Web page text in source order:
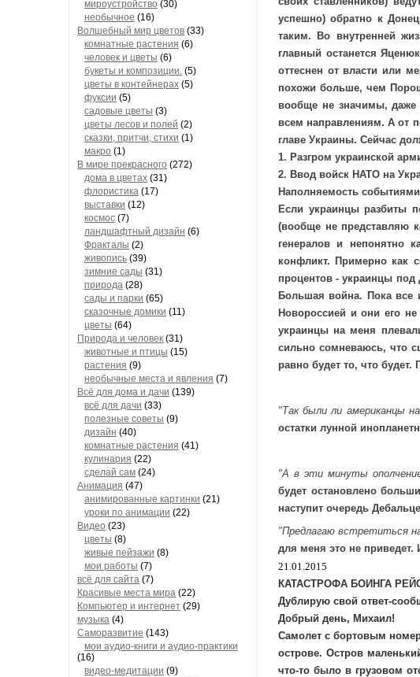
мироустройство (30)
необычное (16)
Волшебный мир цветов (33)
комнатные растения (6)
человек и цветы (6)
букеты и композиции. (5)
цветы в контейнерах (5)
фуксии (5)
садовые цветы (3)
цветы лесов и полей (2)
сказки, притчи, стихи (1)
макро (1)
В мире прекрасного (272)
дома в цветах (31)
флористика (17)
выставки (12)
космос (7)
ландшафтный дизайн (6)
Фракталы (2)
живопись (39)
зимние сады (31)
природа (28)
сады и парки (65)
сказочные домики (11)
цветы (64)
Природа и человек (31)
животные и птицы (15)
растения (9)
необычные места и явления (7)
Всё для дома и дачи (139)
всё для дачи (33)
полезные советы (9)
дизайн (40)
комнатные растения (41)
кулинария (22)
сделай сам (24)
Анимация (47)
анимированные картинки (21)
уроки по анимации (22)
Видео (23)
цветы (8)
живые пейзажи (8)
мои работы (7)
всё для сайта (7)
Красивые места мира (22)
Компьютер и интернет (29)
музыка (4)
Саморазвитие (143)
мои аудио-книги и аудио-практики
(16)
видео-медитации (9)
успешно) обратно к
таким. Во внутренней
главный останется
оттеснен от власти или
похожи больше, чем
вообще не значимы, даже
всем направлениям. А от
главе Украины. Сейчас
1. Разгром украинской
2. Ввод войск НАТО на
Наполняемость
Если украинцы разбиты
(вообще не представляю
генералов и непонятно
конфликт. Примерно как
процентов - украинцы
Большая война. Пока все
Новороссией и они его не
украинцы на меня
сильно сомневаюсь, что
равно будет то, что
"Так были ли американцы
остатки лунной
"А в эти минуты
будет остановлено
наступит очередь
"Предлагаю встретиться
для меня это не приведет.
21.01.2015
КАТАСТРОФА БОИНГА
Дублирую свой ответ-
Добрый день, Михаил!
Самолет с бортовым
острове. Остров
что-то было в грузовом